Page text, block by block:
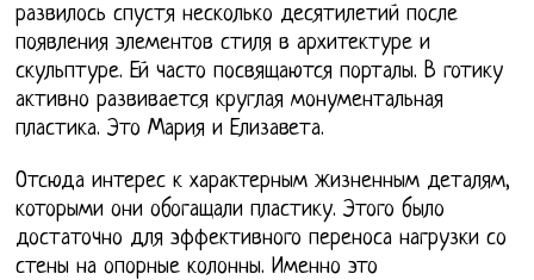
развилось спустя несколько десятилетий после
появления элементов стиля в архитектуре и
скульптуре. Ей часто посвящаются порталы. В готику
активно развивается круглая монументальная
пластика. Это Мария и Елизавета.
Отсюда интерес к характерным жизненным деталям,
которыми они обогащали пластику. Этого было
достаточно для эффективного переноса нагрузки со
стены на опорные колонны. Именно это